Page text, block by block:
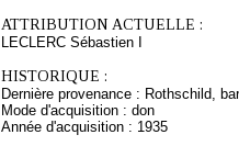
ATTRIBUTION ACTUELLE :
LECLERC Sébastien I
HISTORIQUE :
Dernière provenance : Rothschild,
Mode d'acquisition : don
Année d'acquisition : 1935